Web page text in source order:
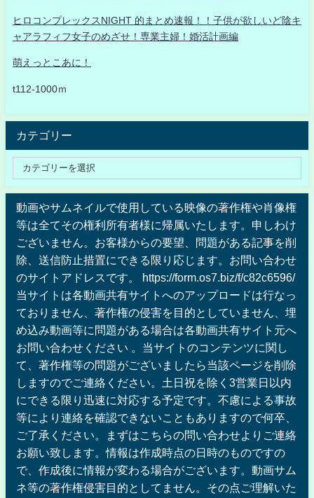
ヒロコンプレックスNIGHT 的まとめ速報！！子供が欲しいど陰キ
ャアラフィフ女子のめざせ！専業主婦！婚活計画編
萌えっとこあに！
t112-1000ｍ
カテゴリー
動画やサムネイルで使用している映像の著作権や肖像権
等は全てその権利所有者様に帰属いたします。申しわけ
ございません。お客様からの要望、問題がある記事を削
除、送信防止措置にできる限り応じます。お問い合わせ
のサイトアドレスです。 https://form.os7.biz/f/c82c6596/
当サイトは各動画共有サイトへのアップロードは行なっ
ておりません、著作権の侵害を目的としていません、埋
め込み動画等に問題がある場合は各動画共有サイト元へ
お問い合わせください 。当サイトのコンテンツに関し
て、著作権等の問題がございましたら当該ページを削除
しますのでご連絡ください。土日祝を除く3営業日以内
にできる限り迅速に対応する予定です。不慮による事故
等により連絡を確認できないこともありますので何卒、
ご了承ください。まずはこちらの問い合わせよりご連絡
お願い致します。情報は作成時点の日時のものですの
で、作成後に情報が変わる場合がございます。動画サム
ネ等の著作権侵害目的としてません。その点ご理解いた